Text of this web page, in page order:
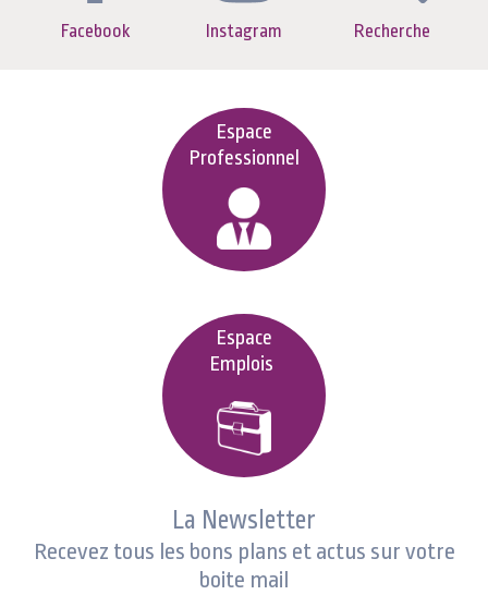
Facebook Instagram Recherche
Espace
Professionnel
Espace
Emplois
La Newsletter
Recevez tous les bons plans et actus sur votre
boite mail